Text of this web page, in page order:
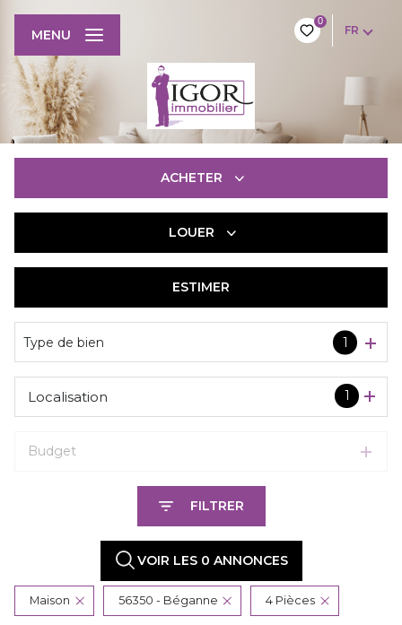
0
FR
MENU
ACHETER
De l'immo pro
LOUER
De l'immo pro
ESTIMER
Type de bien 1
1
Localisation
Budget
FILTRER
VOIR LES 0 ANNONCES
Maison 56350 - Béganne 4 Pièces